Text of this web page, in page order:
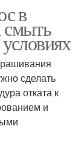
в
смыть
сделать
отката к
и